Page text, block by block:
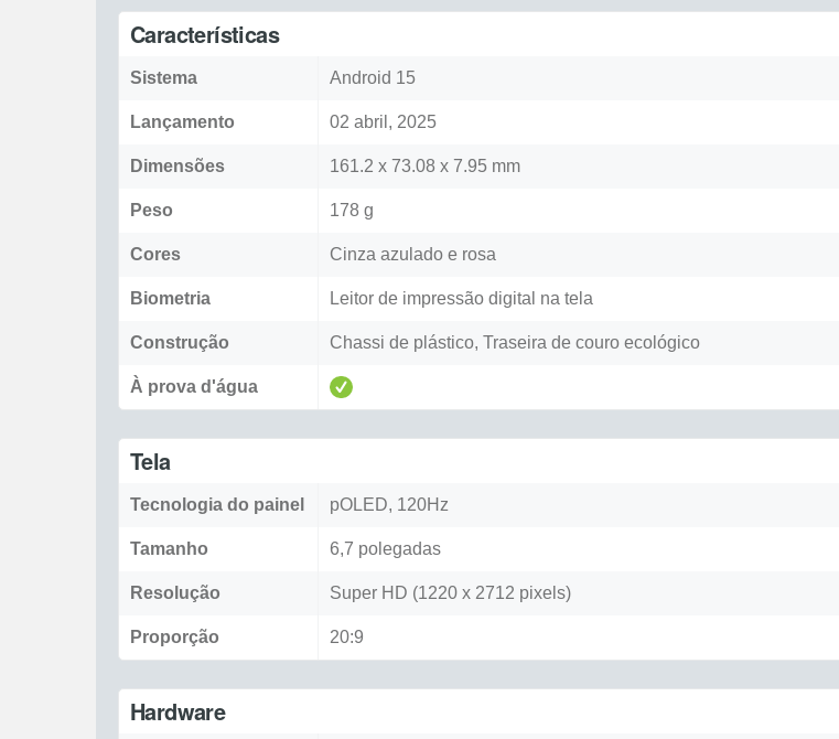
Características
Sistema Android 15
Lançamento 02 abril, 2025
Dimensões 161.2 x 73.08 x 7.95 mm
Peso 178 g
Cores Cinza azulado e rosa
Biometria Leitor de impressão digital na tela
Construção Chassi de plástico, Traseira de couro ecológico
À prova d'água
Tela
Tecnologia do painel pOLED, 120Hz
Tamanho 6,7 polegadas
Resolução Super HD (1220 x 2712 pixels)
Proporção 20:9
Hardware